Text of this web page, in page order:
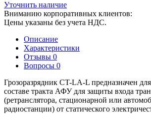
Уточнить наличие
Вниманию корпоративных клиентов:
Цены указаны без учета НДС.
Описание
Характеристики
Отзывы 0
Вопросы 0
Грозоразрядник CT-LA-L предназначен
составе тракта АФУ для защиты входа
(ретранслятора, стационарной или
радиостанции) от статического